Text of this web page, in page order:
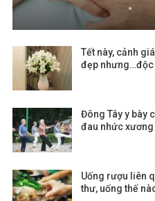
Tết này, cảnh
đẹp nhưng…độc
Đông Tây y bày
đau nhức xương
Uống rượu liên
thư, uống thế